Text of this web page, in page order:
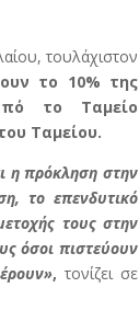
τουλάχιστον
το 10% της
το Ταμείο
Ταμείου.
η πρόκληση στην
το επενδυτικό
τους στην
όσοι πιστεύουν
,τονίζει σε